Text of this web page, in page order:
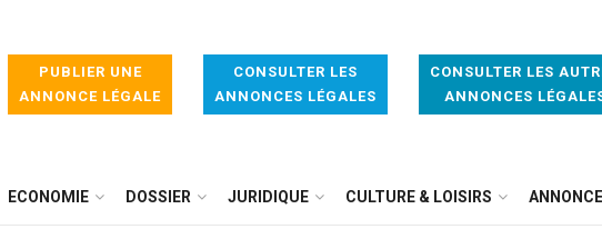
PUBLIER UNE
ANNONCE LÉGALE
CONSULTER LES
ANNONCES LÉGALES
CONSULTER LES
ANNONCES
ECONOMIE DOSSIER JURIDIQUE CULTURE & LOISIRS